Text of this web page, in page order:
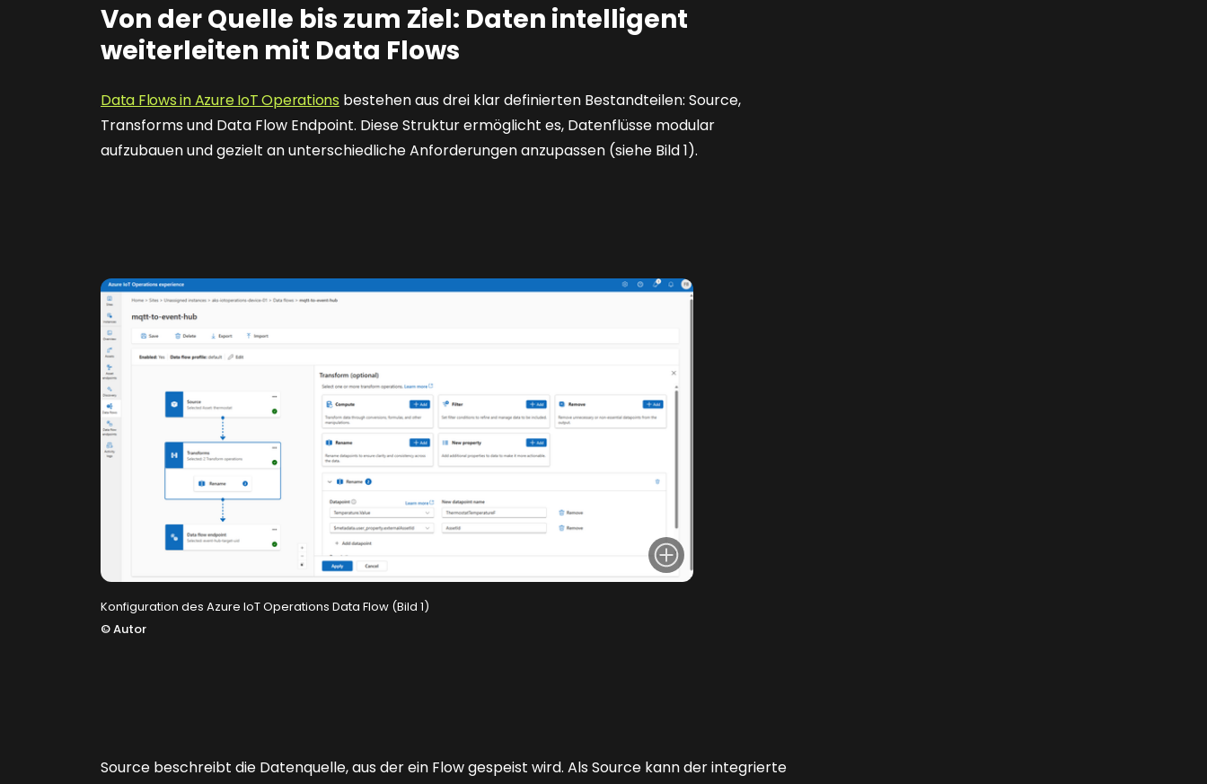
Von der Quelle bis zum Ziel: Daten intelligent
weiterleiten mit Data Flows
Data Flows in Azure IoT Operations bestehen aus drei klar definierten Bestandteilen: Source,
Transforms und Data Flow Endpoint. Diese Struktur ermöglicht es, Datenflüsse modular
aufzubauen und gezielt an unterschiedliche Anforderungen anzupassen (siehe Bild 1).
Konfiguration des Azure IoT Operations Data Flow (Bild 1)
©Autor
Source beschreibt die Datenquelle, aus der ein Flow gespeist wird. Als Source kann der integrierte